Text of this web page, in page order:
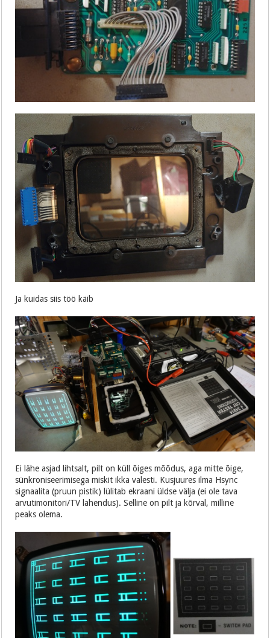
Ja kuidas siis töö käib
Ei lähe asjad lihtsalt, pilt on küll õiges mõõdus, aga mitte õige,
sünkroniseerimisega miskit ikka valesti. Kusjuures ilma Hsync
signaalita (pruun pistik) lülitab ekraani üldse välja (ei ole tava
arvutimonitori/TV lahendus). Selline on pilt ja kõrval, milline
peaks olema.